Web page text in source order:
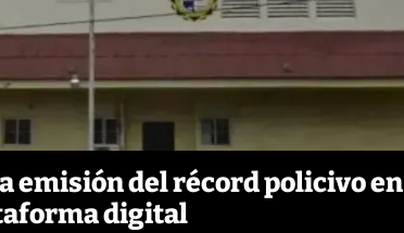
emisión del récord policivo en
digital